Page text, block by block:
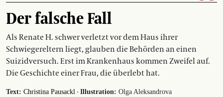
Der falsche Fall
Als Renate H. schwer verletzt vor dem Haus ihrer
Schwiegereltern liegt, glauben die Behörden an einen
Suizidversuch. Erst im Krankenhaus kommen Zweifel auf.
Die Geschichte einer Frau, die überlebt hat.
Text: Christina Pausackl · Illustration: Olga Aleksandrova